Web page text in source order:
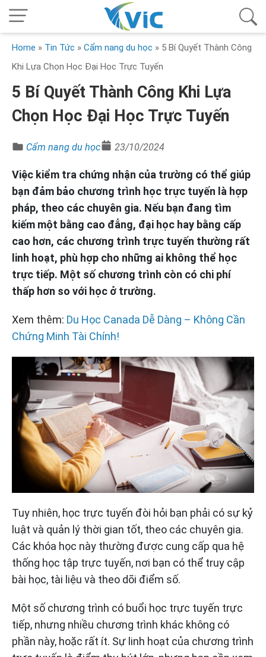
Home » Tin Tức » Cẩm nang du học » 5 Bí Quyết Thành Công
Khi Lựa Chọn Học Đại Học Trực Tuyến
5 Bí Quyết Thành Công Khi Lựa
Chọn Học Đại Học Trực Tuyến
Cẩm nang du học 23/10/2024
Việc kiểm tra chứng nhận của trường có thể giúp
bạn đảm bảo chương trình học trực tuyến là hợp
pháp, theo các chuyên gia. Nếu bạn đang tìm
kiếm một bằng cao đẳng, đại học hay bằng cấp
cao hơn, các chương trình trực tuyến thường rất
linh hoạt, phù hợp cho những ai không thể học
trực tiếp. Một số chương trình còn có chi phí
thấp hơn so với học ở trường.
Xem thêm: Du Học Canada Dễ Dàng – Không Cần
Chứng Minh Tài Chính!
Tuy nhiên, học trực tuyến đòi hỏi bạn phải có sự kỷ
luật và quản lý thời gian tốt, theo các chuyên gia.
Các khóa học này thường được cung cấp qua hệ
thống học tập trực tuyến, nơi bạn có thể truy cập
bài học, tài liệu và theo dõi điểm số.
Một số chương trình có buổi học trực tuyến trực
tiếp, nhưng nhiều chương trình khác không có
phần này, hoặc rất ít. Sự linh hoạt của chương trình